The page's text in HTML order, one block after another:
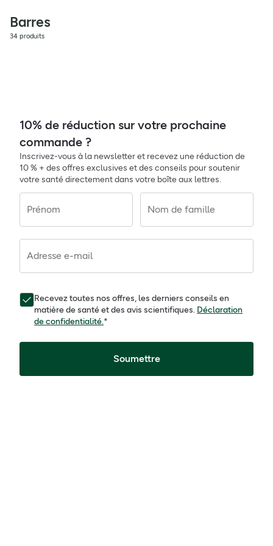
Barres
34 produits
10% de réduction sur votre prochaine
commande ?
Inscrivez-vous à la newsletter et recevez une réduction de
10 % + des offres exclusives et des conseils pour soutenir
votre santé directement dans votre boîte aux lettres.
Prénom Nom de famille
Adresse e-mail
Recevez toutes nos offres, les derniers conseils en
matière de santé et des avis scientifiques. Déclaration
de confidentialité.*
Soumettre